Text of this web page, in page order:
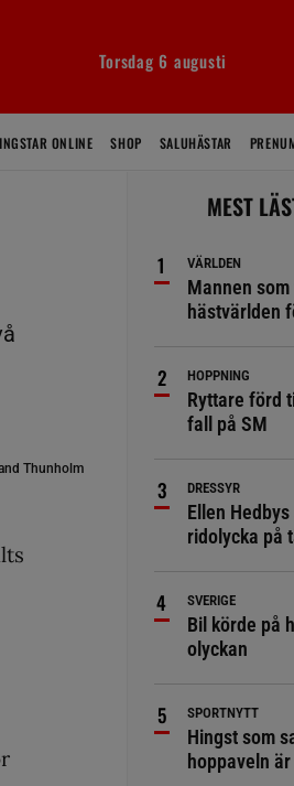
Torsdag 6 augusti
ONLINE SHOP SALUHÄSTAR
Thunholm
MEST
VÄRLDEN
Mannen
hästvärlden
HOPPNING
Ryttare förd
fall på SM
DRESSYR
Ellen
ridolycka på
SVERIGE
Bil körde på
olyckan
SPORTNYTT
Hingst som
hoppaveln är